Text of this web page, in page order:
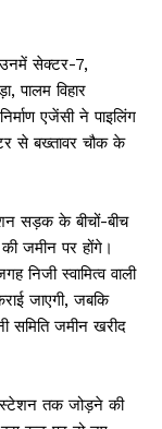
उनमें सेक्टर-7,
पालम विहार
एजेंसी ने पाइलिंग
से बख्तावर चौक के
सड़क के बीचों-बीच
जमीन पर होंगे।
निजी स्वामित्व वाली
जाएगी, जबकि
समिति जमीन खरीद
तक जोड़ने की